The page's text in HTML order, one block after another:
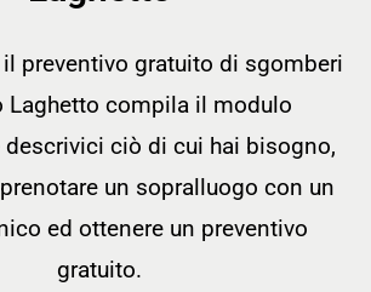
il preventivo gratuito di sgomberi
Laghetto compila il modulo
ciò di cui hai bisogno,
un sopralluogo con un
ed ottenere un preventivo
gratuito.